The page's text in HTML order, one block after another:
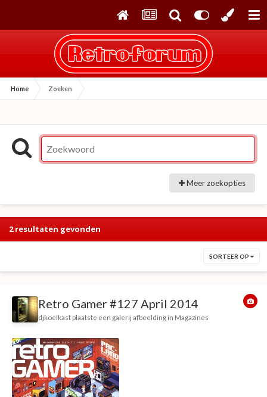
Home Zoeken
Meer zoekopties
2 resultaten gevonden
SORTEER OP
Retro Gamer #127 April 2014
djkoelkast plaatste een galerij afbeelding in Magazines